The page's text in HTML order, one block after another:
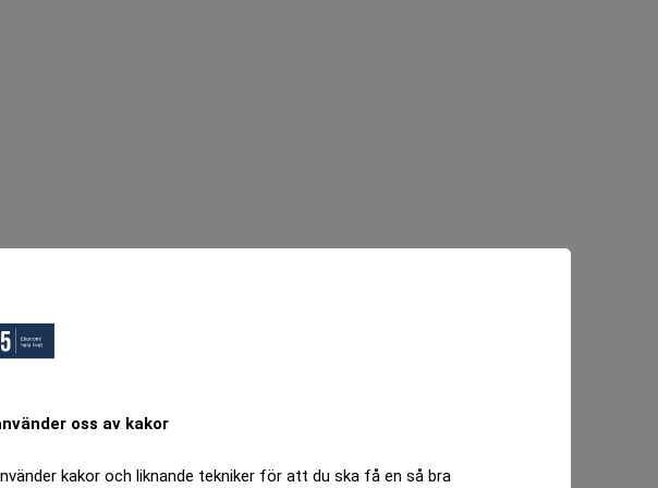
oss av kakor
kakor och liknande tekniker för att du ska få en så bra